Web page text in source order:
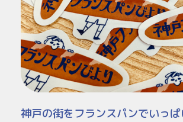
神戸の街をフランスパンでいっ